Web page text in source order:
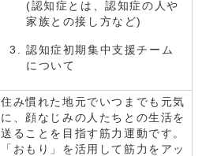
(認知症とは、認知症の人や
家族との接し方など)
認知症初期集中支援チーム
について
住み慣れた地元でいつまでも元気
に、顔なじみの人たちとの生活を
送ることを目指す筋力運動です。
「おもり」を活用して筋力をアッ